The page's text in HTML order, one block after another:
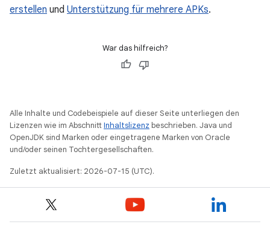
erstellen und Unterstützung für mehrere APKs.
War das hilfreich?
Alle Inhalte und Codebeispiele auf dieser Seite unterliegen den
Lizenzen wie im AbschnittInhaltslizenz beschrieben. Java und
OpenJDK sind Marken oder eingetragene Marken von Oracle
und/oder seinen Tochtergesellschaften.
Zuletzt aktualisiert: 2026-07-15 (UTC).